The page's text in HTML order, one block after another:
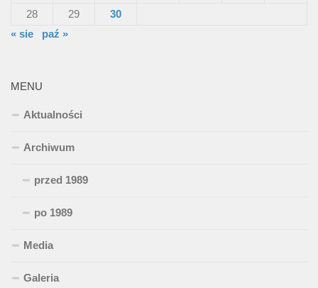
28
29
30
« sie
paź »
MENU
Aktualności
Archiwum
przed 1989
po 1989
Media
Galeria